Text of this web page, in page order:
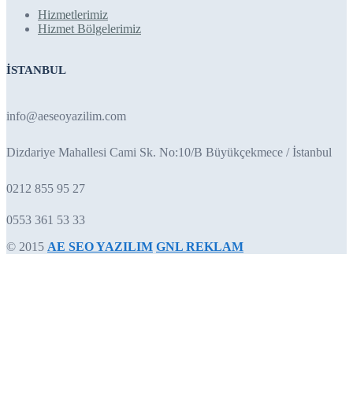
Hizmetlerimiz
Hizmet Bölgelerimiz
İSTANBUL
info@aeseoyazilim.com
Dizdariye Mahallesi Cami Sk. No:10/B Büyükçekmece / İstanbul
0212 855 95 27
0553 361 53 33
© 2015 AE SEO YAZILIM GNL REKLAM